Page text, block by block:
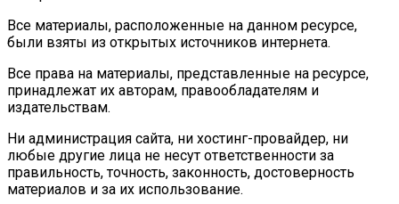
Все материалы, расположенные на данном ресурсе,
были взяты из открытых источников интернета.
Все права на материалы, представленные на ресурсе,
принадлежат их авторам, правообладателям и
издательствам.
Ни администрация сайта, ни хостинг-провайдер, ни
любые другие лица не несут ответственности за
правильность, точность, законность, достоверность
материалов и за их использование.